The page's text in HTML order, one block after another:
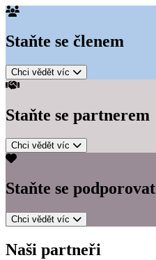
Staňte se členem
Chci vědět víc
Staňte se partnerem
Chci vědět víc
Staňte se
Chci vědět víc
Naši partneři